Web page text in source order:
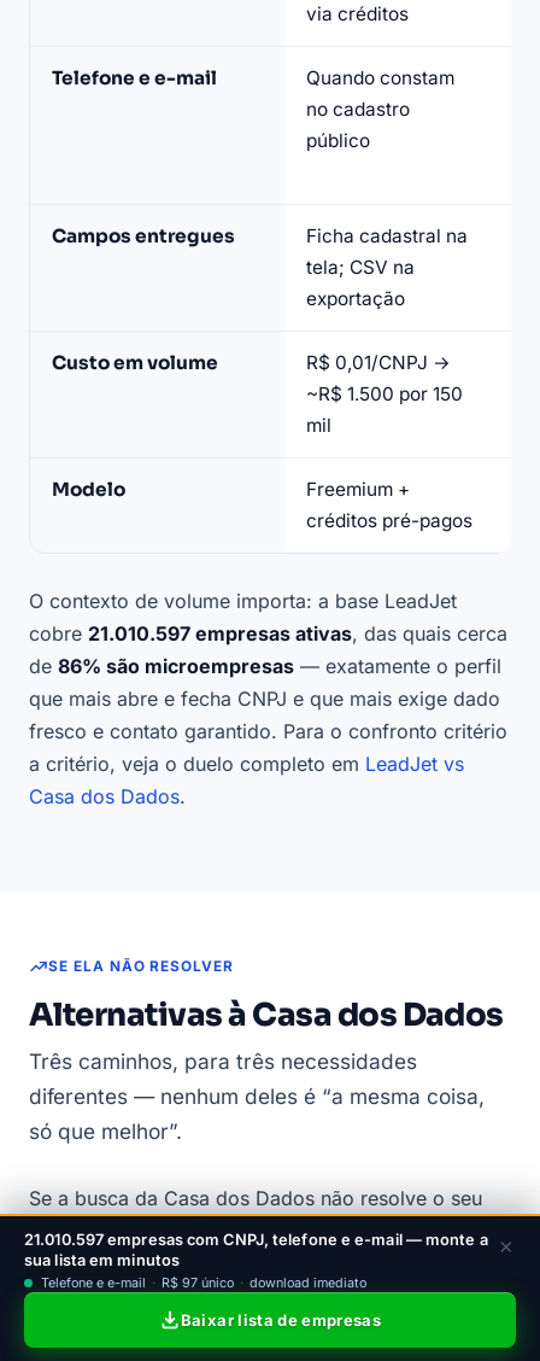
via créditos
Telefone e e-mail
Quando constam
no cadastro
público
Campos entregues
Ficha cadastral na
tela; CSV na
exportação
Custo em volume
R$ 0,01/CNPJ →
~R$ 1.500 por 150
mil
Modelo
Freemium +
créditos pré-pagos
O contexto de volume importa: a base LeadJet
cobre 21.010.597 empresas ativas, das quais cerca
de 86% são microempresas — exatamente o perfil
que mais abre e fecha CNPJ e que mais exige dado
fresco e contato garantido. Para o confronto critério
a critério, veja o duelo completo em LeadJet vs
Casa dos Dados.
SE ELA NÃO RESOLVER
Alternativas à Casa dos Dados
Três caminhos, para três necessidades
diferentes — nenhum deles é “a mesma coisa,
só que melhor”.
Se a busca da Casa dos Dados não resolve o seu
caso, os três caminhos mais fortes são a
LeadJet
(lista pronta com telefone e e-mail garantidos, em
pagamento único), oEconodata(inteligência
comercial por assinatura) e ocnpj.biz(fichas
21.010.597 empresas com CNPJ, telefone e e-mail — monte a
sua lista em minutos
Telefone e e-mail · R$ 97 único · download imediato
Baixar lista de empresas
×